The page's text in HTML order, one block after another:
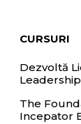
CURSURI
Dezvoltă
Leadership
The
Incepator